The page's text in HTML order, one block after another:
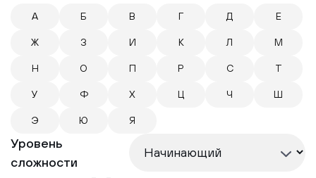
А Б В Г Д Е
Ж З И К Л М
Н О П Р С Т
У Ф Х Ц Ч Ш
Э Ю Я
Уровень
сложности